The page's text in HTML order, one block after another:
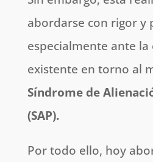
abordarse con rigor y
especialmente ante
existente en torno al
Síndrome de
(SAP).
Por todo ello, hoy